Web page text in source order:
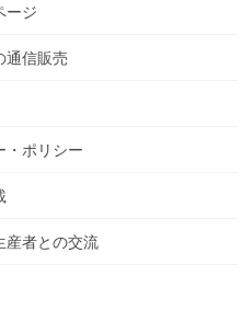
ージ
通信販売
・ポリシー
産者との交流